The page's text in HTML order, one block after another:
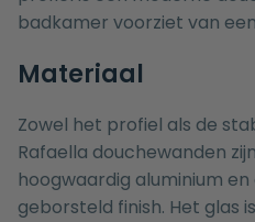
badkamer voorziet van
Materiaal
Zowel het profiel als de
Rafaella douchewanden
hoogwaardig aluminium
geborsteld finish. Het glas